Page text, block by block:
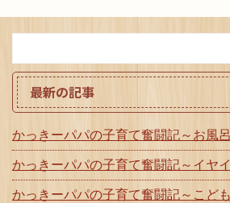
最新の記事
かっきーパパの子育て奮闘記～お風
かっきーパパの子育て奮闘記～イヤ
かっきーパパの子育て奮闘記～こど